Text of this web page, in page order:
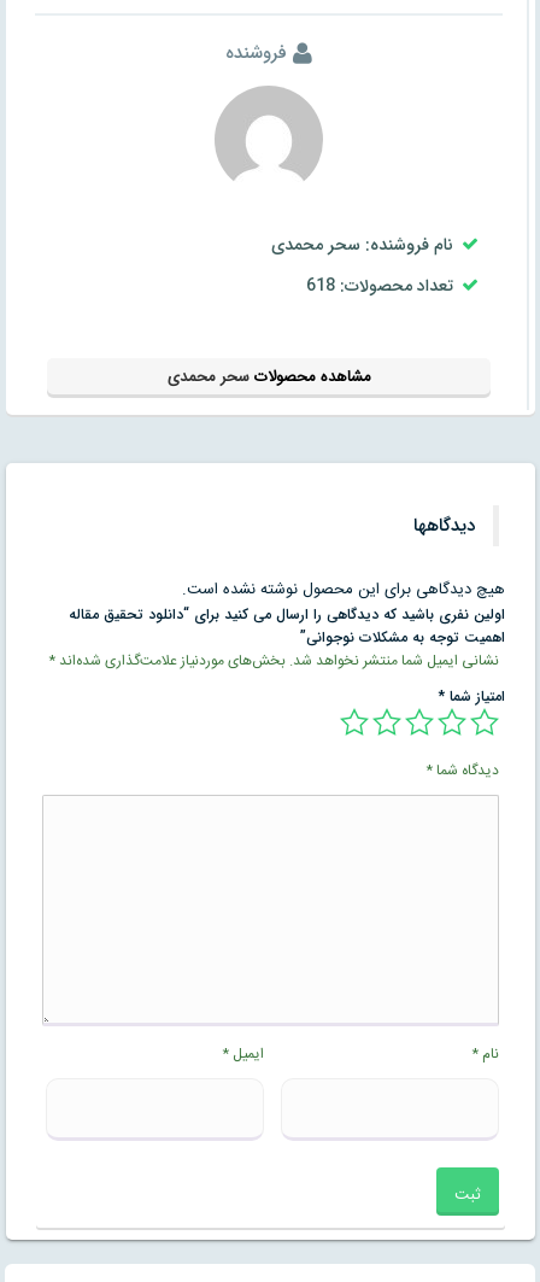
فروشنده
نام فروشنده: سحر محمدی
تعداد محصولات: 618
مشاهده محصولاتسحر محمدی
دیدگاهها
هیچ دیدگاهی برای این محصول نوشته نشده است.
اولین نفری باشید که دیدگاهی را ارسال می کنید برای “دانلود تحقیق مقاله
اهمیت توجه به مشکلات نوجوانی”
نشانی ایمیل شما منتشر نخواهد شد. بخش‌های موردنیاز علامت‌گذاری شده‌اند*
امتیاز شما*
دیدگاه شما*
نام* ایمیل*